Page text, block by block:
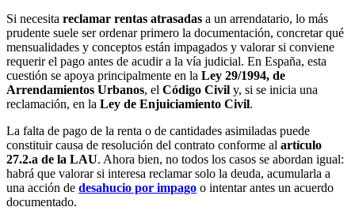
Si necesita reclamar rentas atrasadas a un arrendatario, lo más
prudente suele ser ordenar primero la documentación, concretar qué
mensualidades y conceptos están impagados y valorar si conviene
requerir el pago antes de acudir a la vía judicial. En España, esta
cuestión se apoya principalmente en la Ley 29/1994, de
Arrendamientos Urbanos, el Código Civil y, si se inicia una
reclamación, en la Ley de Enjuiciamiento Civil.
La falta de pago de la renta o de cantidades asimiladas puede
constituir causa de resolución del contrato conforme al artículo
27.2.a de la LAU. Ahora bien, no todos los casos se abordan igual:
habrá que valorar si interesa reclamar solo la deuda, acumularla a
una acción de desahucio por impago o intentar antes un acuerdo
documentado.